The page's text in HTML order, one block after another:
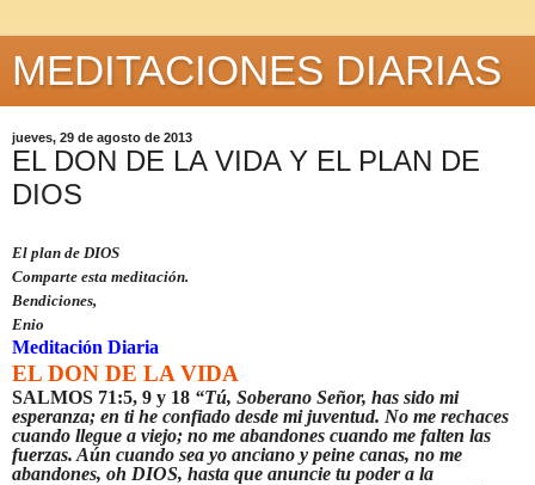
MEDITACIONES DIARIAS
jueves, 29 de agosto de 2013
EL DON DE LA VIDA Y EL PLAN DE
DIOS
El plan de DIOS
Comparte esta meditación.
Bendiciones,
Enio
Meditación Diaria
EL DON DE LA VIDA
SALMOS 71:5, 9 y 18 “Tú, Soberano Señor, has sido mi
esperanza; en ti he confiado desde mi juventud. No me rechaces
cuando llegue a viejo; no me abandones cuando me falten las
fuerzas. Aún cuando sea yo anciano y peine canas, no me
abandones, oh DIOS, hasta que anuncie tu poder a la